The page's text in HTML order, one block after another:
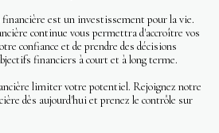
est un investissement pour la vie.
continue vous permettra d'accroître vos
confiance et de prendre des décisions
financiers à court et à long terme.
limiter votre potentiel. Rejoignez notre
dès aujourd'hui et prenez le contrôle sur